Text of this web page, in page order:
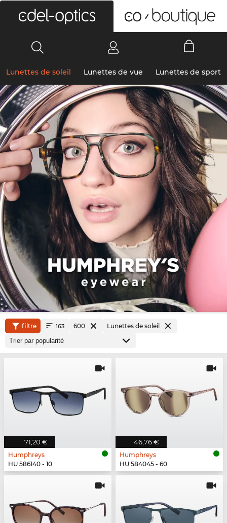
Lunettes de soleil Lunettes de vue Lunettes de sport
filtre 163 600 Lunettes de soleil
71,20 €
Humphreys
HU 586140 - 10
46,76 €
Humphreys
HU 584045 - 60